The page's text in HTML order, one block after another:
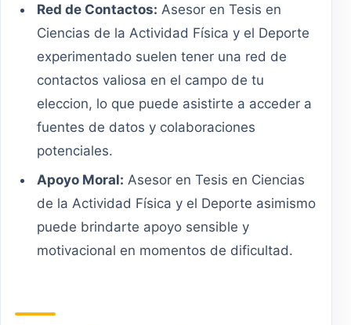
Red de Contactos: Asesor en Tesis en
Ciencias de la Actividad Física y el Deporte
experimentado suelen tener una red de
contactos valiosa en el campo de tu
eleccion, lo que puede asistirte a acceder a
fuentes de datos y colaboraciones
potenciales.
Apoyo Moral: Asesor en Tesis en Ciencias
de la Actividad Física y el Deporte asimismo
puede brindarte apoyo sensible y
motivacional en momentos de dificultad.